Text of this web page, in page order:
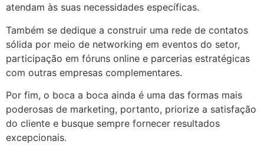
atendam às suas necessidades específicas.
Também se dedique a construir uma rede de contatos
sólida por meio de networking em eventos do setor,
participação em fóruns online e parcerias estratégicas
com outras empresas complementares.
Por fim, o boca a boca ainda é uma das formas mais
poderosas de marketing, portanto, priorize a satisfação
do cliente e busque sempre fornecer resultados
excepcionais.